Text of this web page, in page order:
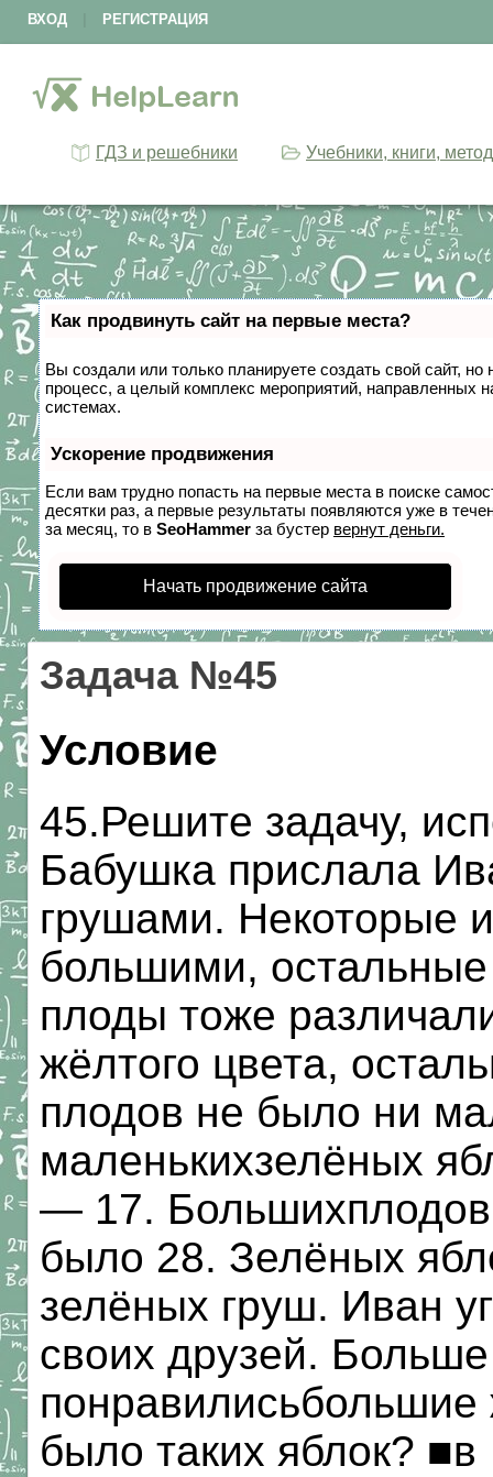
ВХОД РЕГИСТРАЦИЯ
ГДЗ и решебники Учебники, книги,
Как продвинуть сайт на первые места?
Вы создали или только планируете создать свой сайт,
процесс, а целый комплекс мероприятий, направленных
системах.
Ускорение продвижения
Если вам трудно попасть на первые места в поиске
десятки раз, а первые результаты появляются уже в
за месяц, то в SeoHammer за бустер вернут деньги.
Начать продвижение сайта
Задача №45
Условие
45.Решите задачу,
Бабушка прислала
грушами. Некоторые
большими,
плоды тоже
жёлтого цвета,
плодов не было ни
маленькихзелёных
— 17.
было 28. Зелёных
зелёных груш. Иван
своих друзей.
было таких яблок? ■в